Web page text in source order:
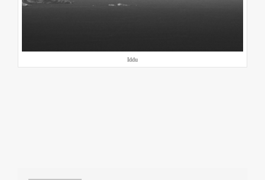
Iddu